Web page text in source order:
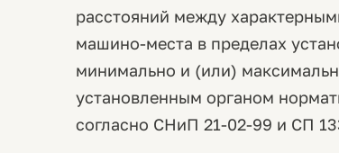
расстояний между
машино-места в пределах
минимально и (или)
установленным органом
согласно СНиП 21-02-99 и СП